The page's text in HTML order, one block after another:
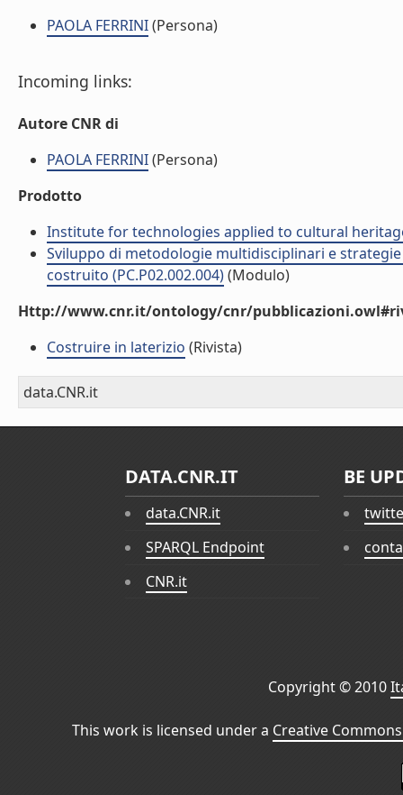
PAOLA FERRINI(Persona)
Incoming links:
Autore CNR di
PAOLA FERRINI(Persona)
Prodotto
Institute for technologies applied to cultural
Sviluppo di metodologie multidisciplinari e
costruito (PC.P02.002.004)(Modulo)
Http://www.cnr.it/ontology/cnr/
Costruire in laterizio (Rivista)
data.CNR.it
DATA.CNR.IT
data.CNR.it
SPARQL Endpoint
CNR.it
BE
Copyright © 2010
This work is licensed under a Creative